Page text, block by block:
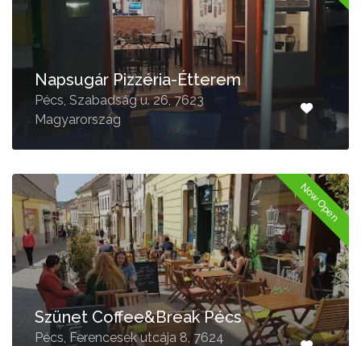
Napsugár Pizzéria-Étterem
Pécs, Szabadság u. 26, 7623
Magyarország
Now Open
Szünet Coffee&Break Pécs
Pécs, Ferencesek utcája 8, 7624